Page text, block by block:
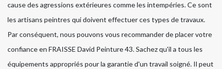
cause des agressions extérieures comme les intempéries. Ce sont
les artisans peintres qui doivent effectuer ces types de travaux.
Par conséquent, nous pouvons vous recommander de placer votre
confiance en FRAISSE David Peinture 43. Sachez qu'il a tous les
équipements appropriés pour la garantie d'un travail soigné. Il peut